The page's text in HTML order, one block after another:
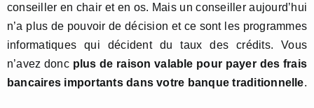
conseiller en chair et en os. Mais un conseiller aujourd’hui
n’a plus de pouvoir de décision et ce sont les programmes
informatiques qui décident du taux des crédits. Vous
n’avez donc plus de raison valable pour payer des frais
bancaires importants dans votre banque traditionnelle.